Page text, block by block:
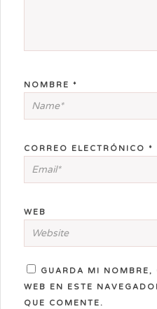
NOMBRE *
CORREO ELECTRÓNICO *
WEB
GUARDA MI NOMBRE,
WEB EN ESTE
QUE COMENTE.